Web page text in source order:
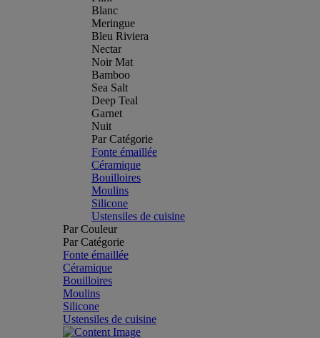
Blanc
Meringue
Bleu Riviera
Nectar
Noir Mat
Bamboo
Sea Salt
Deep Teal
Garnet
Nuit
Par Catégorie
Fonte émaillée
Céramique
Bouilloires
Moulins
Silicone
Ustensiles de cuisine
Par Couleur
Par Catégorie
Fonte émaillée
Céramique
Bouilloires
Moulins
Silicone
Ustensiles de cuisine